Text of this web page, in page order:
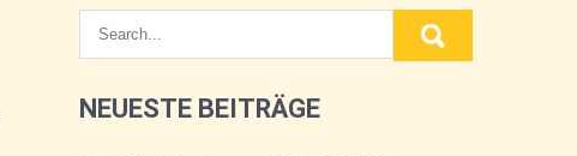
NEUESTE BEITRÄGE